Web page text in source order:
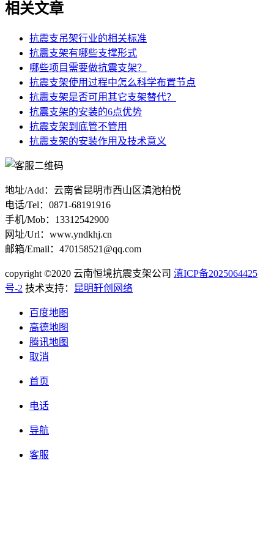
相关文章
抗震支吊架行业的相关标准
抗震支架有哪些支撑形式
哪些项目需要做抗震支架？
抗震支架使用过程中怎么科学布置节点
抗震支架是否可用其它支架替代？
抗震支架的安装的6点优势
抗震支架到底管不管用
抗震支架的安装作用及技术意义
地址/Add：云南省昆明市西山区滇池柏悦
电话/Tel：0871-68191916
手机/Mob：13312542900
网址/Url：www.yndkhj.cn
邮箱/Email：470158521@qq.com
copyright ©2020 云南恒境抗震支架公司 滇ICP备2025064425
号-2 技术支持： 昆明轩创网络
百度地图
高德地图
腾讯地图
取消
首页
电话
导航
客服